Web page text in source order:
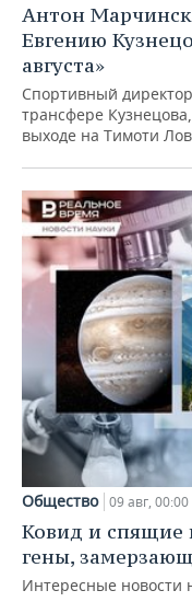
Антон
Евгению
августа»
Спортивный
трансфере
выходе на Тимоти
Общество 09 авг, 00:00
Ковид и спящие
гены,
Интересные новости